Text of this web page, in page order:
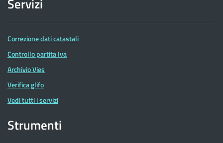
Correzione dati catastali
Controllo partita Iva
Archivio Vies
Verifica glifo
Vedi tutti i servizi
Strumenti